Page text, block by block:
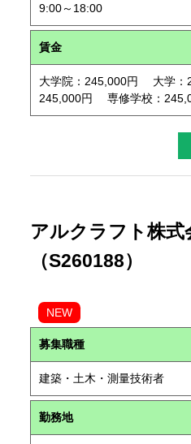
9:00～18:00
賃金
大学院：245,000円 大学：
245,000円 専修学校：
アルクラフト株式
（S260188）
NEW
募集職種
建築・土木・測量技術者
勤務地